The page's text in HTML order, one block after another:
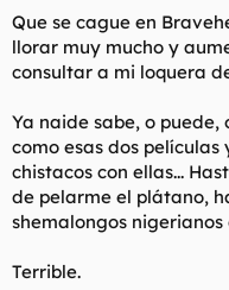
Que se cague en
llorar muy mucho y
consultar a mi loquera
Ya naide sabe, o
como esas dos
chistacos con ellas...
de pelarme el plátano,
shemalongos
Terrible.